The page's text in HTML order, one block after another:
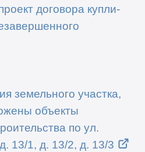
договора купли-
земельного участка,
объекты
по ул.
13/1, д. 13/2, д. 13/3